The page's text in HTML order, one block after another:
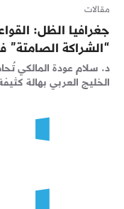
مقالات
جغرافيا الظل:
“الشراكة الصامتة”
د. سلام عودة المالكي
الخليج العربي بهالة